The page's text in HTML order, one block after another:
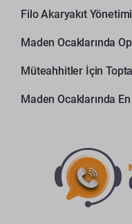
Filo Akaryakıt Yönetimi